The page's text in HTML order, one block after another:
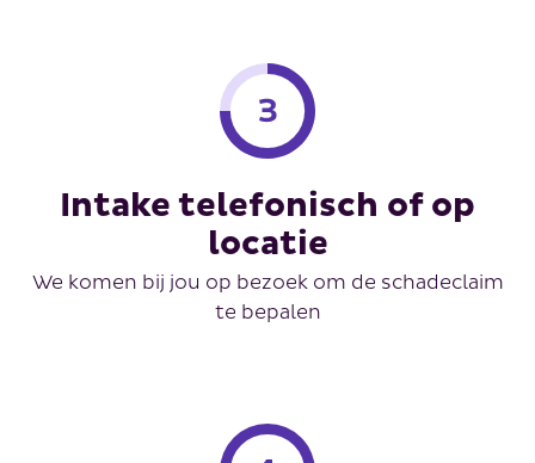
Intake telefonisch of op
locatie
We komen bij jou op bezoek om de schadeclaim
te bepalen